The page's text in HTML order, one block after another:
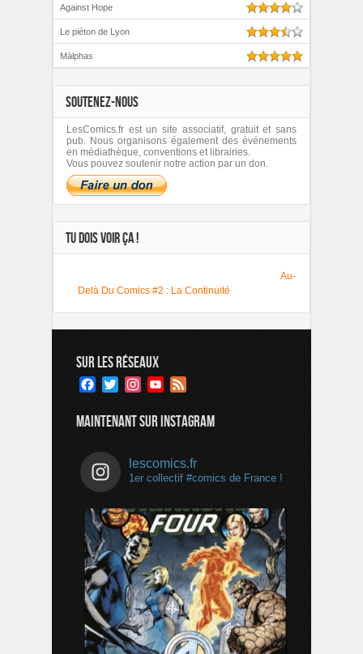
Against Hope
Le piéton de Lyon
Màlphas
SOUTENEZ-NOUS
LesComics.fr est un site associatif, gratuit et sans
pub. Nous organisons également des événements
en médiathèque, conventions et librairies.
Vous pouvez soutenir notre action par un don.
TU DOIS VOIR ÇA !
Au-
Delà Du Comics #2 : La Continuité
SUR LES RÉSEAUX
Facebook
TwitterInstagramYouTube
MAINTENANT SUR INSTAGRAM
lescomics.fr
1er collectif #comics de France !